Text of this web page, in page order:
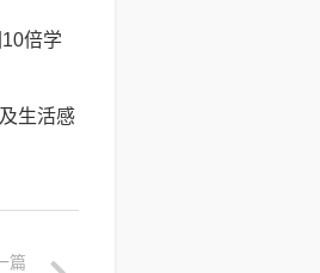
倍学
生活感
篇